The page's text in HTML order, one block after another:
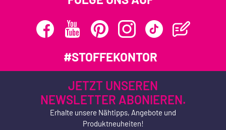
#STOFFEKONTOR
JETZT UNSEREN
NEWSLETTER ABONIEREN.
Erhalte unsere Nähtipps, Angebote und
Produktneuheiten!